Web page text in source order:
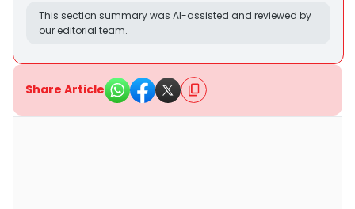
This section summary was AI-assisted and reviewed by
our editorial team.
Share Article